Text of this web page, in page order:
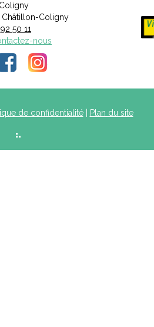
Châtillon-Coligny
50 11
nous
de confidentialité| Plan du site